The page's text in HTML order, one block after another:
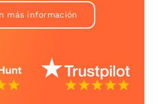
más información